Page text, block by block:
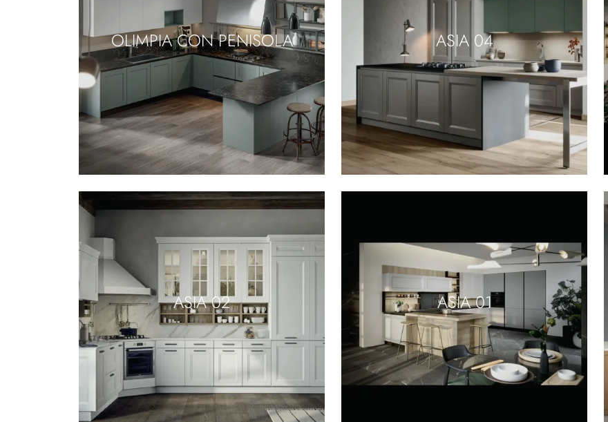
OLIMPIA CON PENISOLA ASIA 04
ASIA 02 ASIA 01